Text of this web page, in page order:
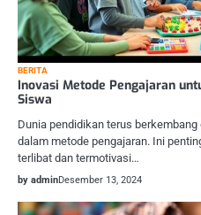
BERITA
Inovasi Metode Pengajaran
Siswa
Dunia pendidikan terus
dalam metode pengajaran. Ini
terlibat dan termotivasi…
by adminDesember 13, 2024